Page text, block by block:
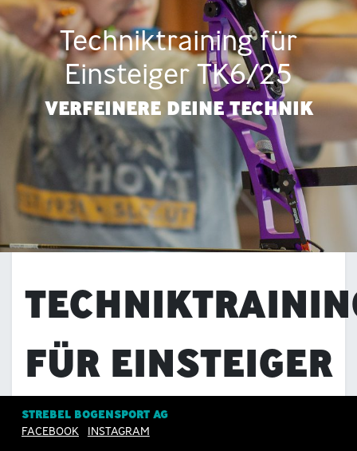
Techniktraining für
Einsteiger TK6/25
VERFEINERE DEINE TECHNIK
FÜR EINSTEIGER
Ziel dieses Trainings ist das Erlernen und
STREBEL BOGENSPORT AG
FACEBOOK
INSTAGRAM